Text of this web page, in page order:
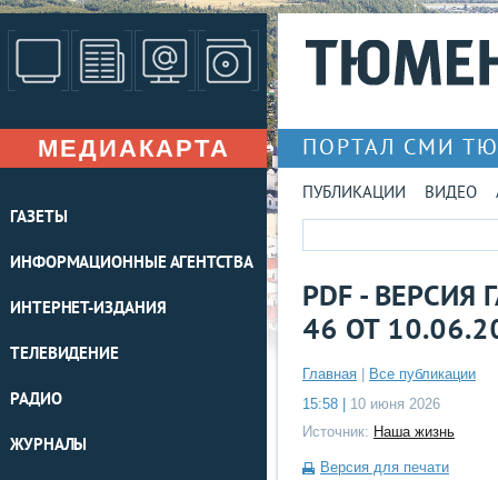
МЕДИАКАРТА
ГАЗЕТЫ
ИНФОРМАЦИОННЫЕ АГЕНТСТВА
ИНТЕРНЕТ-ИЗДАНИЯ
ТЕЛЕВИДЕНИЕ
РАДИО
ЖУРНАЛЫ
ПОРТАЛ СМИ
ПУБЛИКАЦИИ ВИДЕО
PDF -
46 ОТ
Главная
Все публикации
15:58 |
10 июня 2026
Источник: Наша жизнь
Версия для печати